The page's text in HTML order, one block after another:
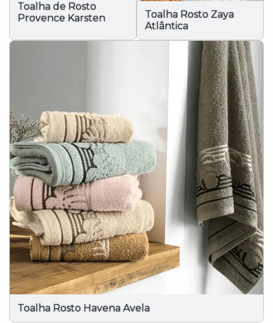
Toalha de Rosto
Provence Karsten
Toalha Rosto Zaya
Atlântica
Toalha Rosto Havena Avela